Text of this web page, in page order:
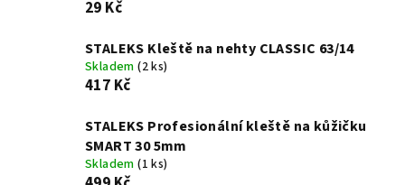
29 Kč
STALEKS Kleště na nehty CLASSIC 63/14
Skladem(2 ks)
417 Kč
STALEKS Profesionální kleště na kůžičku
SMART 30 5mm
Skladem(1 ks)